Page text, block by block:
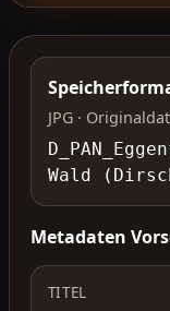
JPG ·
Wald
Metadaten
TITEL